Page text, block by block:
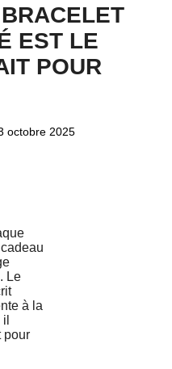
EST LE
POUR
octobre 2025
Le
à la
pour